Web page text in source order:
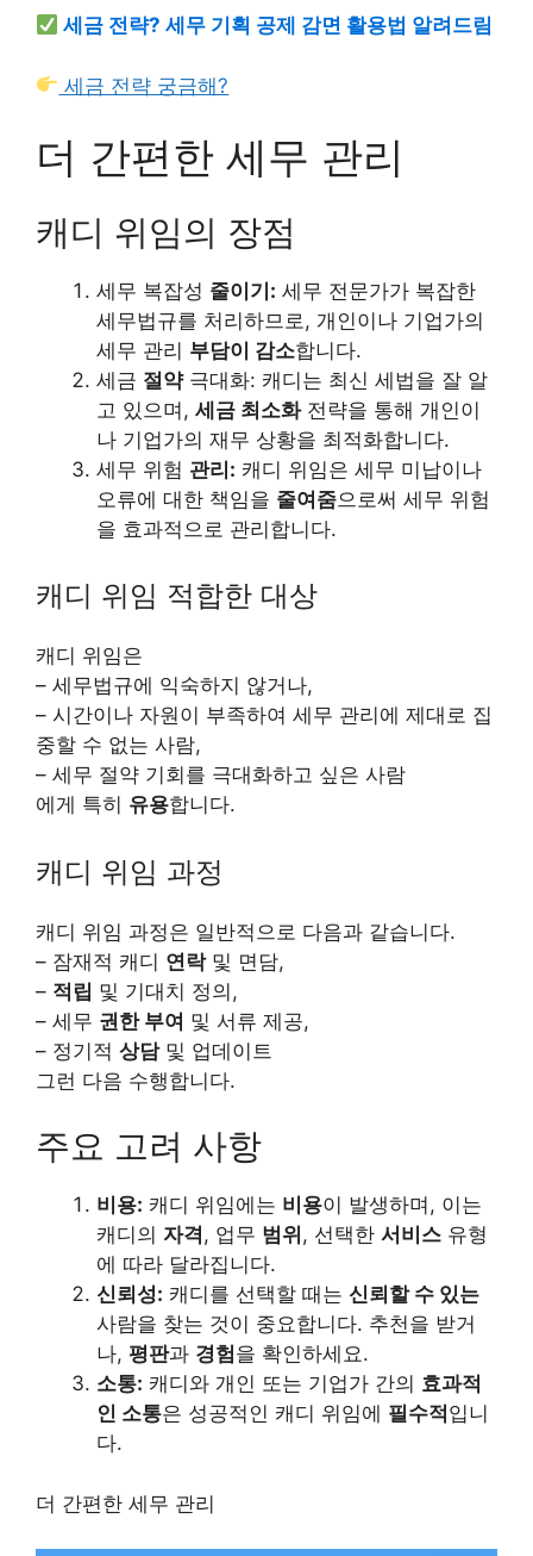
세금 전략? 세무 기획 공제 감면 활용법 알려드림
세금 전략 궁금해?
더 간편한 세무 관리
캐디 위임의 장점
세무 복잡성 줄이기: 세무 전문가가 복잡한
세무법규를 처리하므로, 개인이나 기업가의
세무 관리 부담이 감소합니다.
세금 절약극대화: 캐디는 최신 세법을 잘 알
고 있으며, 세금 최소화전략을 통해 개인이
나 기업가의 재무 상황을 최적화합니다.
세무 위험 관리: 캐디 위임은 세무 미납이나
오류에 대한 책임을 줄여줌으로써 세무 위험
을 효과적으로 관리합니다.
캐디 위임 적합한 대상
캐디 위임은
– 세무법규에 익숙하지 않거나,
– 시간이나 자원이 부족하여 세무 관리에 제대로 집
중할 수 없는 사람,
– 세무 절약 기회를 극대화하고 싶은 사람
에게 특히 유용합니다.
캐디 위임 과정
캐디 위임 과정은 일반적으로 다음과 같습니다.
– 잠재적 캐디 연락및 면담,
– 적립 및 기대치 정의,
– 세무 권한 부여 및 서류 제공,
– 정기적 상담및 업데이트
그런 다음 수행합니다.
주요 고려 사항
비용: 캐디 위임에는 비용이 발생하며, 이는
캐디의 자격, 업무 범위 , 선택한 서비스 유형
에 따라 달라집니다.
신뢰성: 캐디를 선택할 때는 신뢰할 수 있는
사람을 찾는 것이 중요합니다. 추천을 받거
나, 평판과 경험을 확인하세요.
소통: 캐디와 개인 또는 기업가 간의 효과적
인 소통은 성공적인 캐디 위임에 필수적 입니
다.
더 간편한 세무 관리